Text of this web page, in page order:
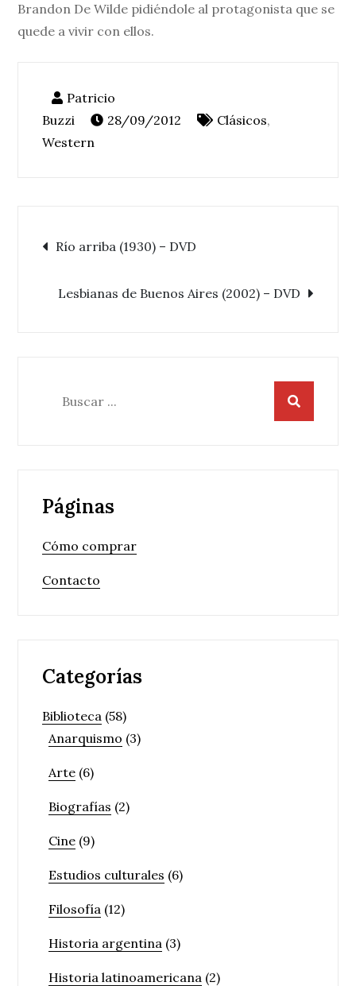
Brandon De Wilde pidiéndole al protagonista que se
quede a vivir con ellos.
28/09/2012 Clásicos,
Western
Navegación
de
Río arriba (1930) – DVD
Lesbianas de Buenos Aires (2002) – DVD
Páginas
Cómo comprar
Contacto
Categorías
Biblioteca (58)
Anarquismo (3)
Arte (6)
Biografías (2)
Cine (9)
Estudios culturales (6)
Filosofía (12)
Historia argentina (3)
Historia latinoamericana (2)